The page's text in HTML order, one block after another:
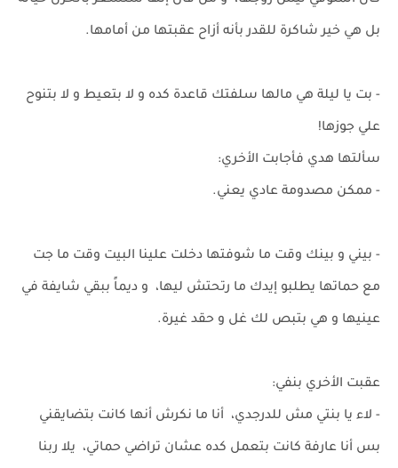
بل هي خير شاكرة للقدر بأنه أزاح عقبتها من أمامها.
- بت يا ليلة هي مالها سلفتك قاعدة كده و لا بتعيط و لا بتنوح
علي جوزها!
سألتها هدي فأجابت الأخري:
- ممكن مصدومة عادي يعني.
- بيني و بينك وقت ما شوفتها دخلت علينا البيت وقت ما جت
مع حماتها يطلبو إيدك ما رتحتش ليها، و ديماً ببقي شايفة في
عينيها و هي بتبص لك غل و حقد غيرة.
عقبت الأخري بنفي:
- لاء يا بنتي مش للدرجدي، أنا ما نكرش أنها كانت بتضايقني
بس أنا عارفة كانت بتعمل كده عشان تراضي حماتي، يلا ربنا